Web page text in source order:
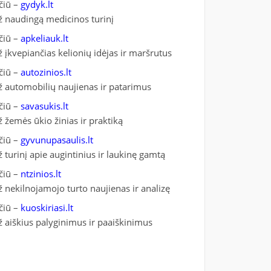
– gydyk.lt
naudingą medicinos turinį
– apkeliauk.lt
įkvepiančias kelionių idėjas ir maršrutus
– autozinios.lt
automobilių naujienas ir patarimus
– savasukis.lt
žemės ūkio žinias ir praktiką
– gyvunupasaulis.lt
turinį apie augintinius ir laukinę gamtą
– ntzinios.lt
nekilnojamojo turto naujienas ir analizę
– kuoskiriasi.lt
aiškius palyginimus ir paaiškinimus